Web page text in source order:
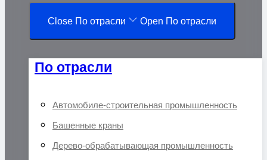
Close По отрасли Open По отрасли
По отрасли
Автомобиле-строительная промышленность
Башенные краны
Дерево-обрабатывающая промышленность